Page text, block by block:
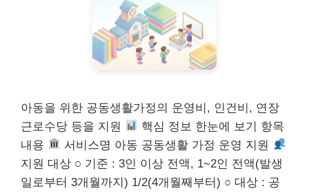
아동을 위한 공동생활가정의 운영비, 인건비, 연장
근로수당 등을 지원
핵심 정보 한눈에 보기 항목
내용
서비스명 아동 공동생활 가정 운영 지원
지원 대상 ○ 기준 : 3인 이상 전액, 1~2인 전액(발생
일로부터 3개월까지) 1/2(4개월째부터) ○ 대상 : 공